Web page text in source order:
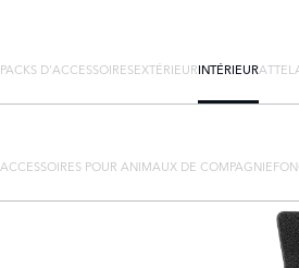
PACKS D'ACCESSOIRESEXTÉRIEURINTÉRIEUR
ACCESSOIRES POUR ANIMAUX DE COMPAGNIE